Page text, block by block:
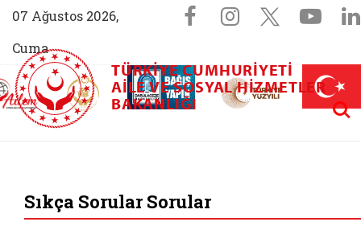
07 Ağustos 2026,
Cuma
Sosyal
Facebook
Instagram
X
Aile (yeni sekmede açılır)
AİLEM İletişim Merkezi (yeni sekmede açılır)
Aile ve Nüfus On Yılı (yeni sekmede açılır)
Darülaceze bağış sayfası (yeni
TÜRKIYE CUMHURIYETI
AILE VE SOSYAL HIZMETLER
BAKANLIĞI
Sıkça Sorular Sorular